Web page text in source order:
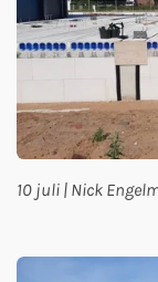
10 juli | Nick